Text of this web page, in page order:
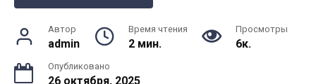
Автор
admin
Время чтения
2 мин.
Просмотры
6к.
Опубликовано
26 октября, 2025